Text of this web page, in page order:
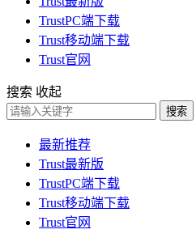
TrustPC端下载
Trust移动端下载
Trust官网
搜索 收起
搜索
最新推荐
Trust最新版
TrustPC端下载
Trust移动端下载
Trust官网